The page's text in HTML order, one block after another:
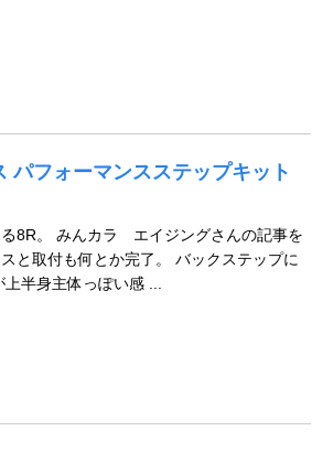
パフォーマンスステップキット
8R。 みんカラ エイジングさんの記事を
と取付も何とか完了。 バックステップに
半身主体っぽい感 ...